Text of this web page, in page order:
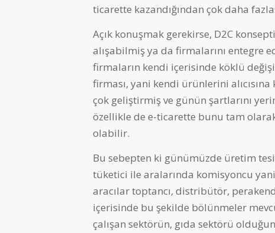
ticarette kazandığından çok daha
Açık konuşmak gerekirse, D2C
alışabilmiş ya da firmalarını entegre
firmaların kendi içerisinde köklü
firması, yani kendi ürünlerini
çok geliştirmiş ve günün şartlarını
özellikle de e-ticarette bunu tam
olabilir.
Bu sebepten ki günümüzde üretim
tüketici ile aralarında komisyoncu
aracılar toptancı, distribütör,
içerisinde bu şekilde bölünmeler
çalışan sektörün, gıda sektörü